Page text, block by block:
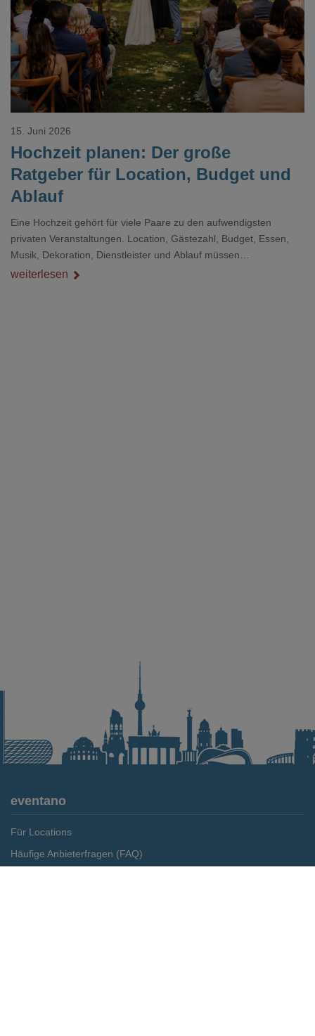
Loading...
Hochzeit planen: Der große
Ratgeber für Location, Budget und
Ablauf
15. Juni 2026
Eine Hochzeit gehört für viele Paare zu den aufwendigsten
privaten Veranstaltungen. Location, Gästezahl, Budget, Essen,
Musik, Dekoration, Dienstleister und Ablauf müssen
zusammenpassen, damit der Tag gut organisiert ist und trotzdem
weiterlesen
eventano
Für Locations
Häufige Anbieterfragen (FAQ)